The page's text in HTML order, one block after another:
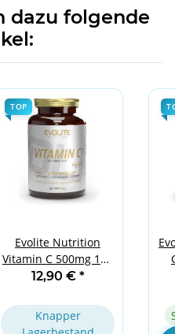
dazu folgende
TOP
Evolite Nutrition
Vitamin C 500mg 180
Vege Caps
12,90 € *
Knapper